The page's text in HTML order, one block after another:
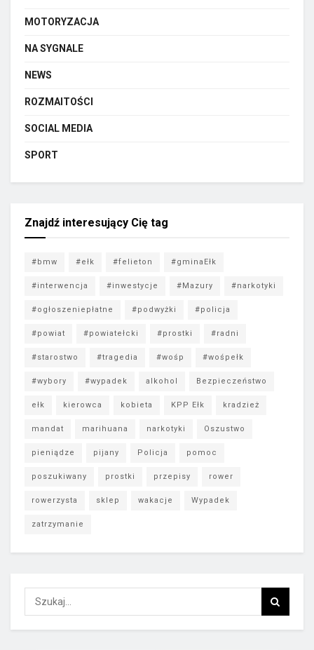
MOTORYZACJA
NA SYGNALE
NEWS
ROZMAITOŚCI
SOCIAL MEDIA
SPORT
Znajdź interesujący Cię tag
#bmw #ełk #felieton #gminaEłk
#interwencja #inwestycje #Mazury #narkotyki
#ogłoszeniepłatne #podwyżki #policja
#powiat #powiatełcki #prostki #radni
#starostwo #tragedia #wośp #wośpełk
#wybory #wypadek alkohol Bezpieczeństwo
ełk kierowca kobieta KPP Ełk kradzież
mandat marihuana narkotyki Oszustwo
pieniądze pijany Policja pomoc
poszukiwany prostki przepisy rower
rowerzysta sklep wakacje Wypadek
zatrzymanie